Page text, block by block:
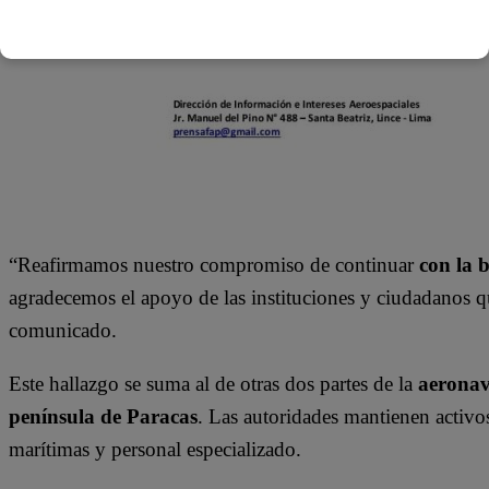
“Reafirmamos nuestro compromiso de continuar con la
agradecemos el apoyo de las instituciones y ciudadanos
comunicado.
Este hallazgo se suma al de otras dos partes de la
península de Paracas. Las autoridades mantienen
marítimas y personal especializado.